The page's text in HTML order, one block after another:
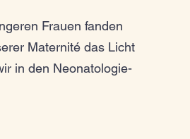
Frauen fanden
Maternité das Licht
in den Neonatologie-